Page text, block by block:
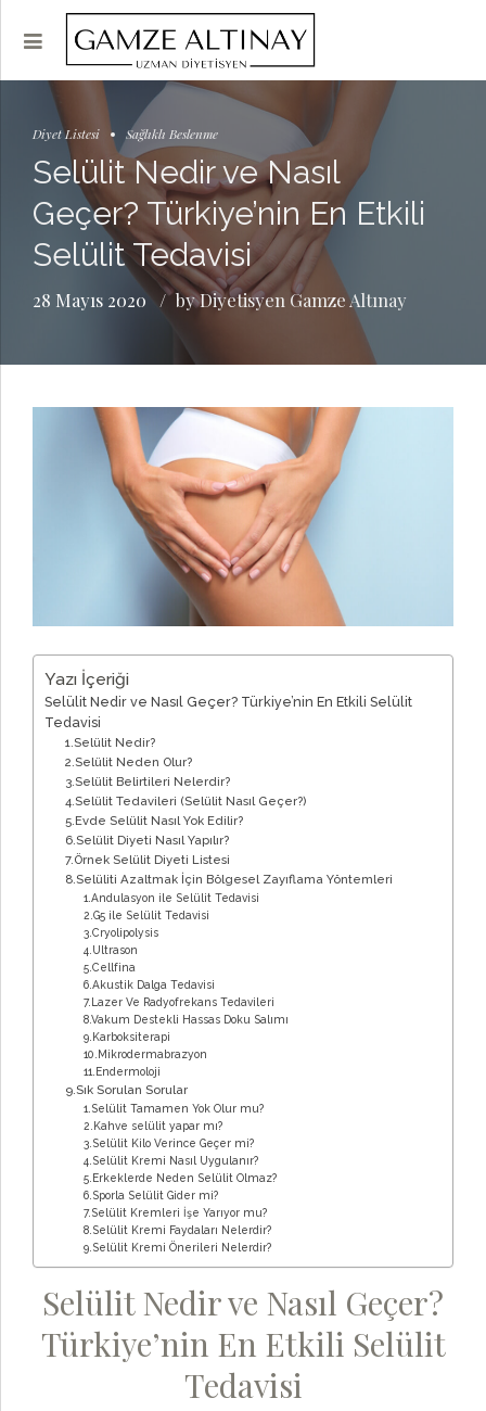
Diyet Listesi Sağlıklı Beslenme
Selülit Nedir ve Nasıl
Geçer? Türkiye’nin En Etkili
Selülit Tedavisi
28 Mayıs 2020 by Diyetisyen Gamze Altınay
Yazı İçeriği
Selülit Nedir ve Nasıl Geçer? Türkiye’nin En Etkili Selülit
Tedavisi
1.Selülit Nedir?
2.Selülit Neden Olur?
3.Selülit Belirtileri Nelerdir?
4.Selülit Tedavileri (Selülit Nasıl Geçer?)
5.Evde Selülit Nasıl Yok Edilir?
6.Selülit Diyeti Nasıl Yapılır?
7.Örnek Selülit Diyeti Listesi
8.Selüliti Azaltmak İçin Bölgesel Zayıflama Yöntemleri
1.Andulasyon ile Selülit Tedavisi
2.G5 ile Selülit Tedavisi
3.Cryolipolysis
4.Ultrason
5.Cellfina
6.Akustik Dalga Tedavisi
7.Lazer Ve Radyofrekans Tedavileri
8.Vakum Destekli Hassas Doku Salımı
9.Karboksiterapi
10.Mikrodermabrazyon
11.Endermoloji
9.Sık Sorulan Sorular
1.Selülit Tamamen Yok Olur mu?
2.Kahve selülit yapar mı?
3.Selülit Kilo Verince Geçer mi?
4.Selülit Kremi Nasıl Uygulanır?
5.Erkeklerde Neden Selülit Olmaz?
6.Sporla Selülit Gider mi?
7.Selülit Kremleri İşe Yarıyor mu?
8.Selülit Kremi Faydaları Nelerdir?
9.Selülit Kremi Önerileri Nelerdir?
Selülit Nedir ve Nasıl Geçer?
Türkiye’nin En Etkili Selülit
Tedavisi